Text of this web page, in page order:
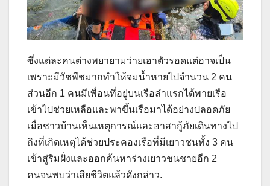
ซึ่งแต่ละคนต่างพยายามว่ายเอาตัวรอดแต่อาจเป็น
เพราะมีวัชพืชมากทำให้จมน้ำหายไปจำนวน 2 คน
ส่วนอีก 1 คนมีเพื่อนที่อยู่บนเรือลำแรกได้พายเรือ
เข้าไปช่วยเหลือและพาขึ้นเรือมาได้อย่างปลอดภัย
เมื่อชาวบ้านเห็นเหตุการณ์และอาสากู้ภัยเดินทางไป
ถึงที่เกิดเหตุได้ช่วยประคองเรือที่มีเยาวชนทั้ง 3 คน
เข้าสู่ริมฝั่งและออกค้นหาร่างเยาวชนชายอีก 2
คนจนพบว่าเสียชีวิตแล้วดังกล่าว.